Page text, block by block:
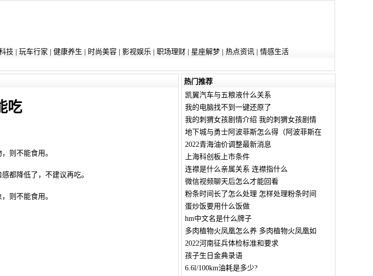
技 玩车行家 健康养生 时尚美容| 影视娱乐 职场理财| 星座解梦| 热点资讯| 情感生活
吃
则不能食用。
都降低了，不建议再吃。
则不能食用。
热门推荐
凯翼汽车与五粮液什么关系
我的电脑找不到一键还原了
我的刺猬女孩剧情介绍 我的刺猬女孩剧情
地下城与勇士阿波菲斯怎么得（阿波菲斯在
2022青海油价调整最新消息
上海科创板上市条件
连襟是什么亲属关系 连襟指什么
微信视频聊天后怎么才能回看
粉条时间长了怎么处理 怎样处理粉条时间
蛋炒饭要用什么饭做
hm中文名是什么牌子
多肉植物火凤凰怎么养 多肉植物火凤凰如
2022河南征兵体检标准和要求
孩子生日金典录语
6.6l/100km油耗是多少?